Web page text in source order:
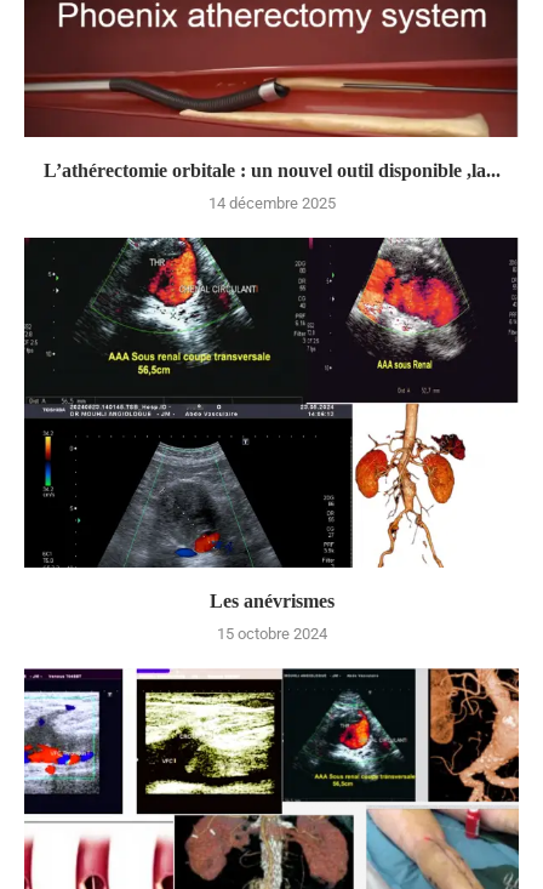
L’athérectomie orbitale : un nouvel outil disponible ,la...
14 décembre 2025
Les anévrismes
15 octobre 2024